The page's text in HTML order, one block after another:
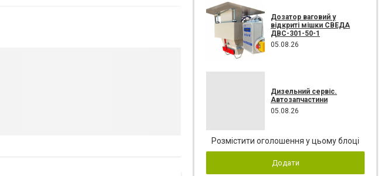
Дозатор ваговий у
відкриті мішки СВЕДА
ДВС-301-50-1
05.08.26
Дизельний сервіс.
Автозапчастини
05.08.26
Розмістити оголошення у цьому блоці
Додати